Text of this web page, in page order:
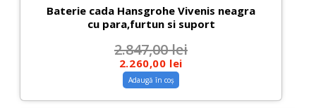
Baterie cada Hansgrohe Vivenis neagra
cu para,furtun si suport
2.847,00lei
2.260,00 lei
Adaugă în coș